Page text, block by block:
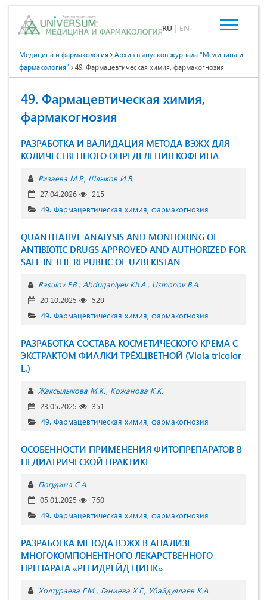
RU | EN
Медицина и фармакология
Архив выпусков журнала "Медицина и
фармакология"
49. Фармацевтическая химия, фармакогнозия
49. Фармацевтическая химия,
фармакогнозия
РАЗРАБОТКА И ВАЛИДАЦИЯ МЕТОДА ВЭЖХ ДЛЯ
КОЛИЧЕСТВЕННОГО ОПРЕДЕЛЕНИЯ КОФЕИНА
Ризаева М.Р. Шлыков И.В.
27.04.2026
215
49. Фармацевтическая химия, фармакогнозия
QUANTITATIVE ANALYSIS AND MONITORING OF
ANTIBIOTIC DRUGS APPROVED AND AUTHORIZED FOR
SALE IN THE REPUBLIC OF UZBEKISTAN
Rasulov F.B. Abduganiyev Kh.A. Usmonov B.A.
20.10.2025
529
49. Фармацевтическая химия, фармакогнозия
РАЗРАБОТКА СОСТАВА КОСМЕТИЧЕСКОГО КРЕМА С
ЭКСТРАКТОМ ФИАЛКИ ТРЁХЦВЕТНОЙ (Viola tricolor
L.)
Жаксылыкова М.К. Кожанова К.К.
23.05.2025
351
49. Фармацевтическая химия, фармакогнозия
ОСОБЕННОСТИ ПРИМЕНЕНИЯ ФИТОПРЕПАРАТОВ В
ПЕДИАТРИЧЕСКОЙ ПРАКТИКЕ
Погудина С.А.
05.01.2025
760
49. Фармацевтическая химия, фармакогнозия
РАЗРАБОТКА МЕТОДА ВЭЖХ В АНАЛИЗЕ
МНОГОКОМПОНЕНТНОГО ЛЕКАРСТВЕННОГО
ПРЕПАРАТА «РЕГИДРЕЙД ЦИНК»
Холтураева Г.М. Ганиева Х.Г. Убайдуллаев К.А.